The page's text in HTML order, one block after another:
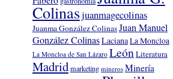
Colinasjuanmagecolinas
Juanma González ColinasJuan Manuel
González ColinasLacianaLa Moncloa
La Moncloa de San Lázaro LeónLiteratura
Madridmarketing mineros Minería